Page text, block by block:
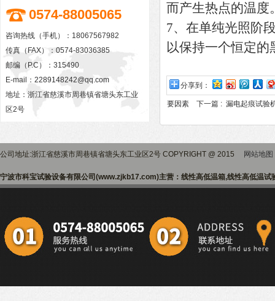
0574-88005065
咨询热线（手机）：18067567982
传真（FAX）：0574-83036385
邮编（P.C）：315490
E-mail： 2289148242@qq.com
地址：浙江省慈溪市周巷镇省塘头东工业
区2号
而产生热点的温度
7、在单纯光照阶
以保持一个恒定
分享到：
要因素 下一篇 : 漏电起痕试验
公司地址:浙江省慈溪市周巷镇省塘头东工业区2号 COPYRIGHT @ 2015 网站地图
宁波市科宝试验设备有限公司(www.zjkb17.com)主营：线性高低温箱,线性高低温